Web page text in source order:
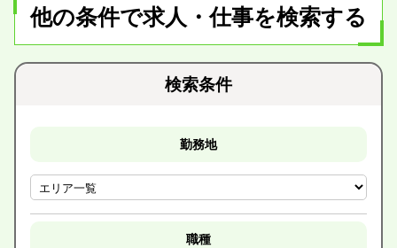
他の条件で求人・仕事を検索する
検索条件
勤務地
職種